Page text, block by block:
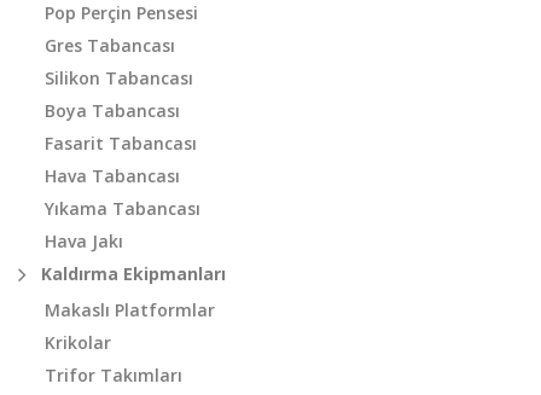
Pop Perçin Pensesi
Gres Tabancası
Silikon Tabancası
Boya Tabancası
Fasarit Tabancası
Hava Tabancası
Yıkama Tabancası
Hava Jakı
Kaldırma Ekipmanları
Makaslı Platformlar
Krikolar
Trifor Takımları